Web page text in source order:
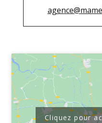
Cliquez pour